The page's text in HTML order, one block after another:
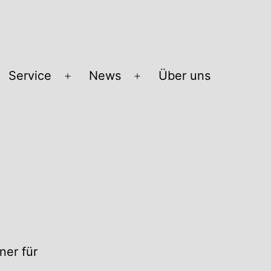
Service
Menü
News
Menü
Über uns
für